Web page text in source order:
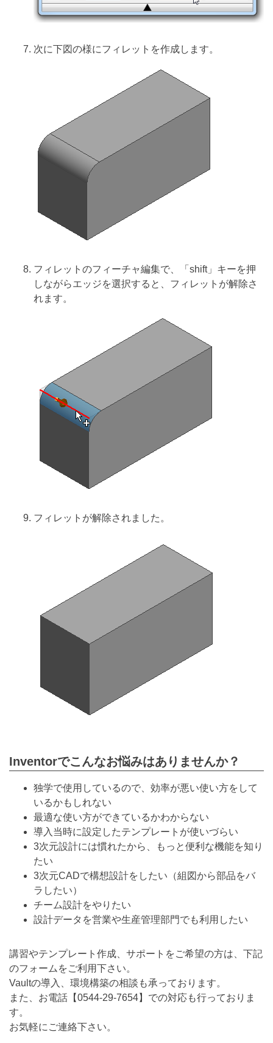
次に下図の様にフィレットを作成します。
フィレットのフィーチャ編集で、「shift」キーを押
しながらエッジを選択すると、フィレットが解除さ
れます。
フィレットが解除されました。
Inventorでこんなお悩みはありませんか？
独学で使用しているので、効率が悪い使い方をして
いるかもしれない
最適な使い方ができているかわからない
導入当時に設定したテンプレートが使いづらい
3次元設計には慣れたから、もっと便利な機能を知り
たい
3次元CADで構想設計をしたい（組図から部品をバ
ラしたい）
チーム設計をやりたい
設計データを営業や生産管理部門でも利用したい
講習やテンプレート作成、サポートをご希望の方は、下記
のフォームをご利用下さい。
Vaultの導入、環境構築の相談も承っております。
また、お電話【0544-29-7654】での対応も行っておりま
す。
お気軽にご連絡下さい。